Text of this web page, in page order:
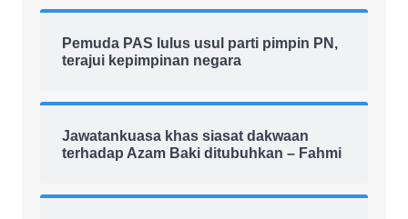
Pemuda PAS lulus usul parti pimpin PN,
terajui kepimpinan negara
Jawatankuasa khas siasat dakwaan
terhadap Azam Baki ditubuhkan – Fahmi